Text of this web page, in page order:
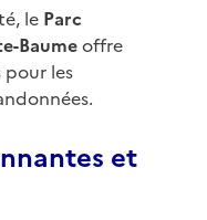
le Parc
Baumeoffre
pour les
et